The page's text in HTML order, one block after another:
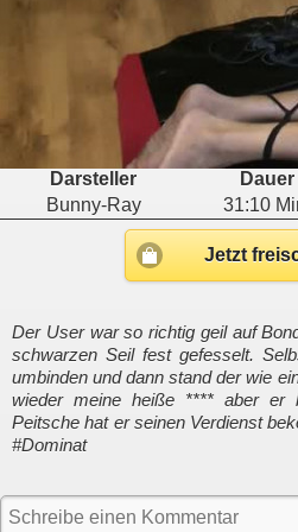
Darsteller Dauer
Bunny-Ray
31:10
Jetzt
Der User war so richtig geil auf
schwarzen Seil fest gefesselt.
umbinden und dann stand der wie
wieder meine heiße **** aber er
Peitsche hat er seinen Verdienst
#Dominat